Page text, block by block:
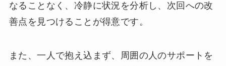
なることなく、冷静に状況を分析し、次回への改
善点を見つけることが得意です。
また、一人で抱え込まず、周囲の人のサポートを